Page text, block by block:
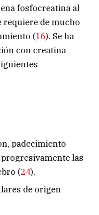
fosfocreatina al
requiere de mucho
(16). Se ha
con creatina
padecimiento
las
(24).
de origen